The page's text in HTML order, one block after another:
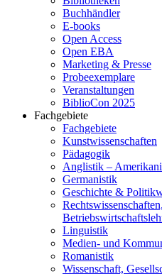
Buchhändler
E-books
Open Access
Open EBA
Marketing & Presse
Probeexemplare
Veranstaltungen
BiblioCon 2025
Fachgebiete
Fachgebiete
Kunstwissenschaften
Pädagogik
Anglistik –
Germanistik
Geschichte &
Linguistik
Medien- und
Romanistik
Wissenschaft,